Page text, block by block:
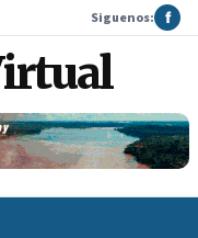
Siguenos: f